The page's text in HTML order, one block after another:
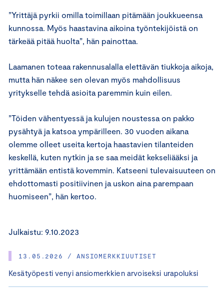
Julkaistu: 9.10.2023
13.05.2026 / ANSIOMERKKIUUTISET
Kesätyöpesti venyi ansiomerkkien arvoiseksi urapoluksi
”Yrittäjä pyrkii omilla toimillaan pitämään joukkueensa
kunnossa. Myös haastavina aikoina työntekijöistä on
tärkeää pitää huolta”, hän painottaa.
Laamanen toteaa rakennusalalla elettävän tiukkoja aikoja,
mutta hän näkee sen olevan myös mahdollisuus
yritykselle tehdä asioita paremmin kuin eilen.
”Töiden vähentyessä ja kulujen noustessa on pakko
pysähtyä ja katsoa ympärilleen. 30 vuoden aikana
olemme olleet useita kertoja haastavien tilanteiden
keskellä, kuten nytkin ja se saa meidät kekseliääksi ja
yrittämään entistä kovemmin. Katseeni tulevaisuuteen on
ehdottomasti positiivinen ja uskon aina parempaan
huomiseen”, hän kertoo.